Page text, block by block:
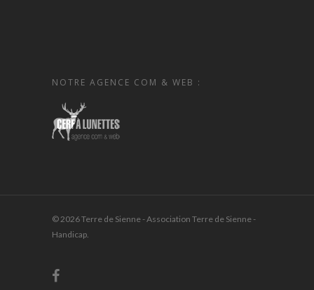
NOTRE AGENCE COM & WEB :
© 2026 Terre de Sienne - Association Terre de Sienne -
Handicap.